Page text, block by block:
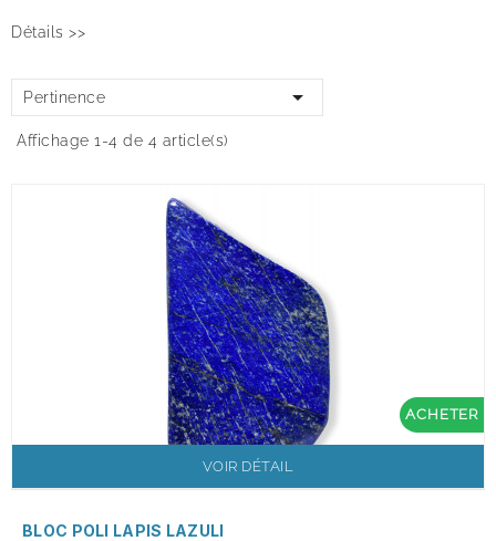
Détails >>
Pertinence 
Affichage 1-4 de 4 article(s)
ACHETER
VOIR DÉTAIL
BLOC POLI LAPIS LAZULI